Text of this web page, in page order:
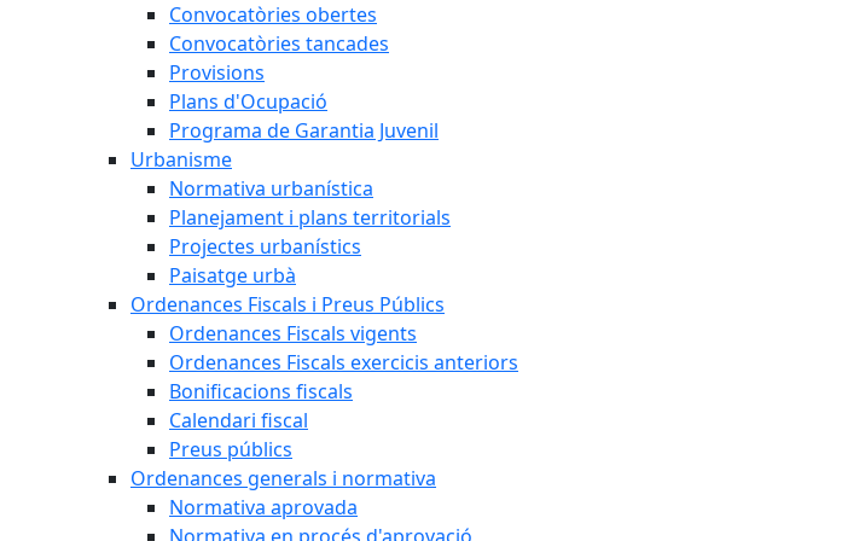
Convocatòries obertes
Convocatòries tancades
Provisions
Plans d'Ocupació
Programa de Garantia Juvenil
Urbanisme
Normativa urbanística
Planejament i plans territorials
Projectes urbanístics
Paisatge urbà
Ordenances Fiscals i Preus Públics
Ordenances Fiscals vigents
Ordenances Fiscals exercicis anteriors
Bonificacions fiscals
Calendari fiscal
Preus públics
Ordenances generals i normativa
Normativa aprovada